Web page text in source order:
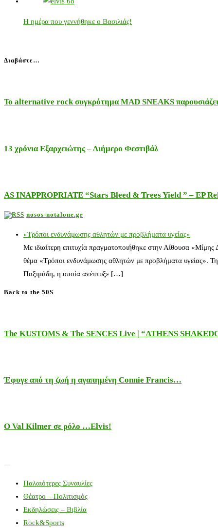
Η ημέρα που γεννήθηκε ο Βασιλιάς!
Διαβάστε…
Το alternative rock συγκρότημα MAD SNEAKS
13 χρόνια Εξαρχειώτης – Διήμερο Φεστιβάλ
AS INAPPROPRIATE “Stars Bleed & Trees Yield ” – EP
nosos-notalone.gr
«Τρόποι ενδυνάμωσης αθλητών με προβλήματα υγείας»
Με ιδιαίτερη επιτυχία πραγματοποιήθηκε στην Αίθουσα
θέμα «Τρόποι ενδυνάμωσης αθλητών με προβλήματα υγείας».
Παξιμάδη, η οποία ανέπτυξε […]
Back to the 50S
The KUSTOMS & The SENCES Live | “ATHENS
Έφυγε από τη ζωή η αγαπημένη Connie Francis…
Ο Val Kilmer σε ρόλο …Elvis!
Παλαιότερες Συναυλίες
Θέατρο – Πολιτισμός
Εκδηλώσεις – Βιβλία
Rock&Sports